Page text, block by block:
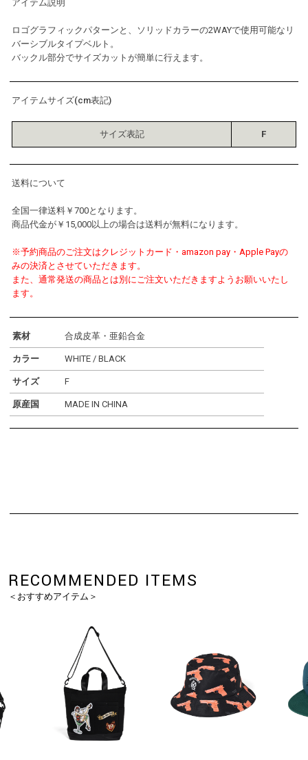
アイテム説明
ロゴグラフィックパターンと、ソリッドカラーの2WAYで使用可能なリ
バーシブルタイプベルト。
バックル部分でサイズカットが簡単に行えます。
アイテムサイズ(cm表記)
サイズ表記 F
送料について
全国一律送料￥700となります。
商品代金が￥15,000以上の場合は送料が無料になります。
※予約商品のご注文はクレジットカード・amazon pay・Apple Payの
みの決済とさせていただきます。
また、通常発送の商品とは別にご注文いただきますようお願いいたし
ます。
素材 合成皮革・亜鉛合金
カラー WHITE / BLACK
サイズ F
原産国 MADE IN CHINA
RECOMMENDED ITEMS
＜おすすめアイテム＞